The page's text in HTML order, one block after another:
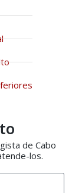
de Cabo
los.